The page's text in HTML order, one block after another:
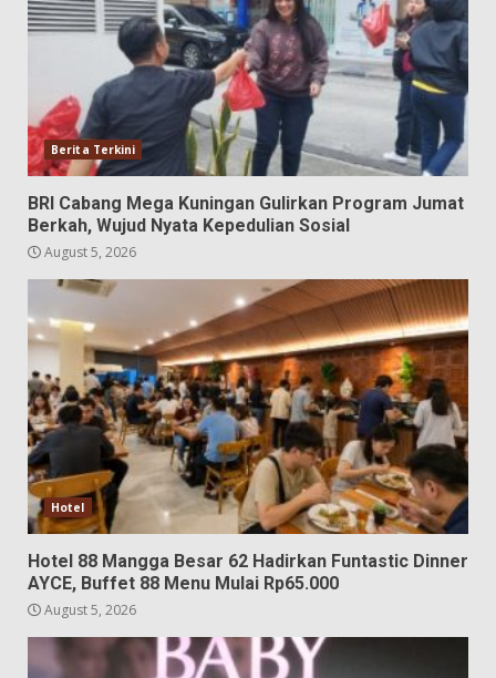
Berita Terkini
BRI Cabang Mega Kuningan Gulirkan Program Jumat
Berkah, Wujud Nyata Kepedulian Sosial
August 5, 2026
Hotel
Hotel 88 Mangga Besar 62 Hadirkan Funtastic Dinner
AYCE, Buffet 88 Menu Mulai Rp65.000
August 5, 2026